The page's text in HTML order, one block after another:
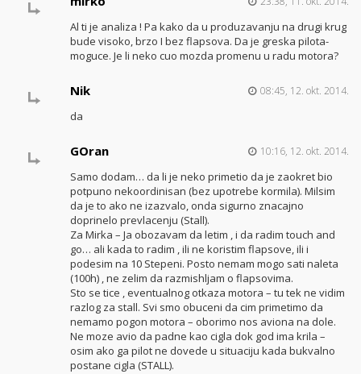
Al ti je analiza ! Pa kako da u produzavanju na drugi krug
bude visoko, brzo I bez flapsova. Da je greska pilota-
moguce. Je li neko cuo mozda promenu u radu motora?
Nik 08:45, 12. okt. 2014.
da
GOran 10:16, 12. okt. 2014.
Samo dodam… da li je neko primetio da je zaokret bio
potpuno nekoordinisan (bez upotrebe kormila). Milsim
da je to ako ne izazvalo, onda sigurno znacajno
doprinelo prevlacenju (Stall).
Za Mirka – Ja obozavam da letim , i da radim touch and
go… ali kada to radim , ili ne koristim flapsove, ili i
podesim na 10 Stepeni. Posto nemam mogo sati naleta
(100h) , ne zelim da razmishljam o flapsovima.
Sto se tice , eventualnog otkaza motora – tu tek ne vidim
razlog za stall. Svi smo obuceni da cim primetimo da
nemamo pogon motora – oborimo nos aviona na dole.
Ne moze avio da padne kao cigla dok god ima krila –
osim ako ga pilot ne dovede u situaciju kada bukvalno
postane cigla (STALL).